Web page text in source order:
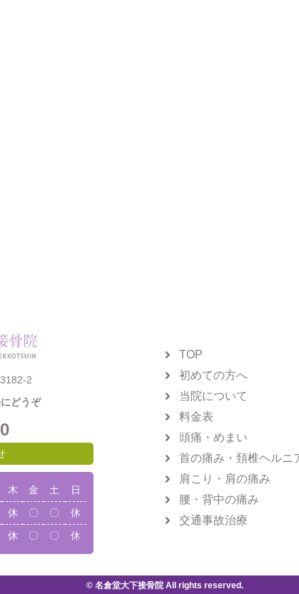
2
どうぞ
木 金 土
日
休 〇 〇
休
休 〇 〇 休
TOP
初めての方へ
当院について
料金表
頭痛・めまい
首の痛み・頚椎ヘルニ
肩こり・肩の痛み
腰・背中の痛み
交通事故治療
© 名倉堂大下接骨院 All rights reserved.